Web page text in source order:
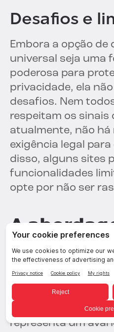
Desafios e
Embora a opção de
universal seja uma
poderosa para
privacidade, ela
desafios. Nem
respeitam os sinais
atualmente, não há
exigência legal
disso, alguns sites
funcionalidades
opte por não ser
A
BigID para
universal
A opção de
representa um